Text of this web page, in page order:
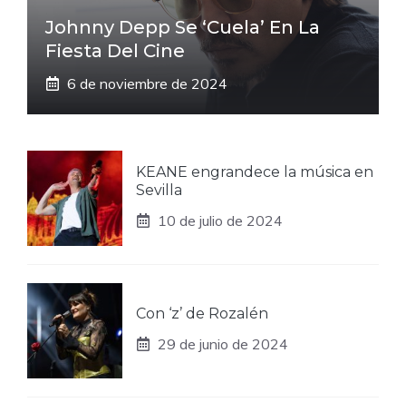
Johnny Depp Se ‘cuela’ En La
Fiesta Del Cine
6 de noviembre de 2024
KEANE engrandece la música en
Sevilla
10 de julio de 2024
Con ‘z’ de Rozalén
29 de junio de 2024